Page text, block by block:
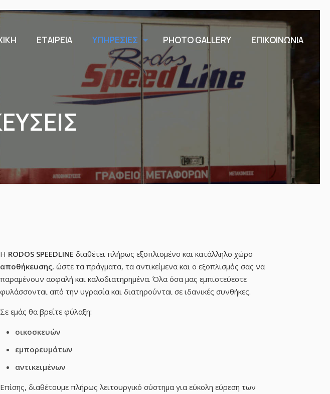
ΕΤΑΙΡΕΙΑ ΥΠΗΡΕΣΙΕΣ PHOTO GALLERY ΕΠΙΚΟΙΝΩΝΙΑ
Η RODOS SPEEDLINE διαθέτει πλήρως εξοπλισμένο και κατάλληλο χώρο
αποθήκευσης, ώστε τα πράγματα, τα αντικείμενα και ο εξοπλισμός σας να
παραμένουν ασφαλή και καλοδιατηρημένα. Όλα όσα μας εμπιστεύεστε
φυλάσσονται από την υγρασία και διατηρούνται σε ιδανικές συνθήκες.
Σε εμάς θα βρείτε φύλαξη:
οικοσκευών
εμπορευμάτων
αντικειμένων
Επίσης, διαθέτουμε πλήρως λειτουργικό σύστημα για εύκολη εύρεση των